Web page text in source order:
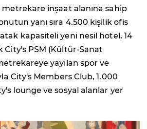
metrekare inşaat alanına sahip
yanı sıra 4.500 kişilik ofis
kapasiteli yeni nesil hotel, 14
City's PSM (Kültür-Sanat
yayılan spor ve
City's Members Club, 1.000
lounge ve sosyal alanlar yer